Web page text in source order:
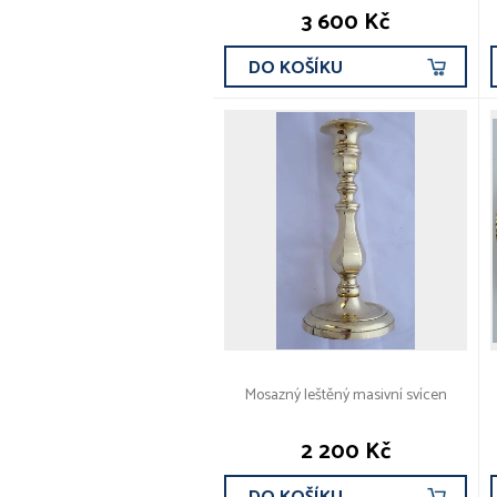
3 600 Kč
DO KOŠÍKU
Mosazný leštěný masivní svícen
2 200 Kč